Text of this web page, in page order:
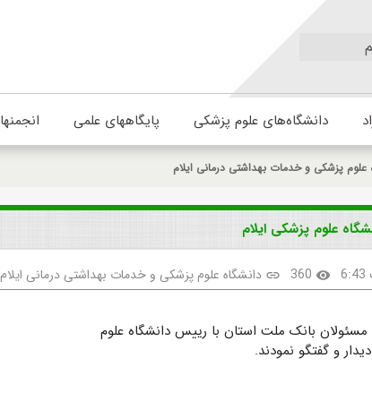
دانشگاه‌های علوم پزشکی پایگاههای علمی انجمنها
علوم پزشکی و خدمات بهداشتی درمانی ایلام
علوم پزشکی ایلام
visibility
360
link دانشگاه علوم پزشکی و خدمات بهداشتی درمانی ایلام
بانک ملت استان با رییس دانشگاه علوم
و گفتگو نمودند.